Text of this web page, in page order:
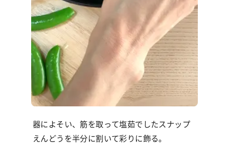
器によそい、筋を取って塩茹でしたスナップ
えんどうを半分に割いて彩りに飾る。